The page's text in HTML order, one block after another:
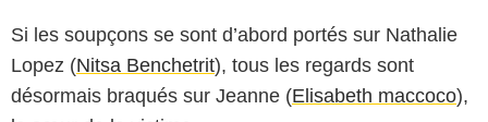
Si les soupçons se sont d’abord portés sur Nathalie
Lopez (Nitsa Benchetrit), tous les regards sont
désormais braqués sur Jeanne (Elisabeth maccoco),